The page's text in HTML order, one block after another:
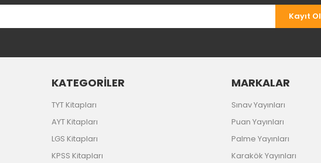
Kayıt Ol
KATEGORİLER
TYT Kitapları
AYT Kitapları
LGS Kitapları
KPSS Kitapları
MARKALAR
Sınav Yayınları
Puan Yayınları
Palme Yayınları
Karakök Yayınları